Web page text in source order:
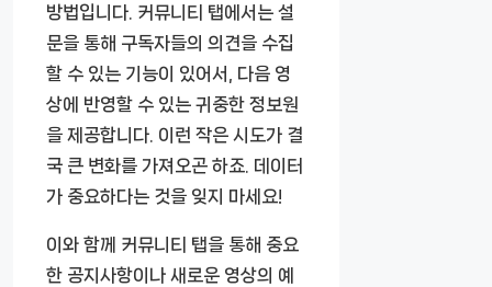
방법입니다. 커뮤니티 탭에서는 설
문을 통해 구독자들의 의견을 수집
할 수 있는 기능이 있어서, 다음 영
상에 반영할 수 있는 귀중한 정보원
을 제공합니다. 이런 작은 시도가 결
국 큰 변화를 가져오곤 하죠. 데이터
가 중요하다는 것을 잊지 마세요!
이와 함께 커뮤니티 탭을 통해 중요
한 공지사항이나 새로운 영상의 예